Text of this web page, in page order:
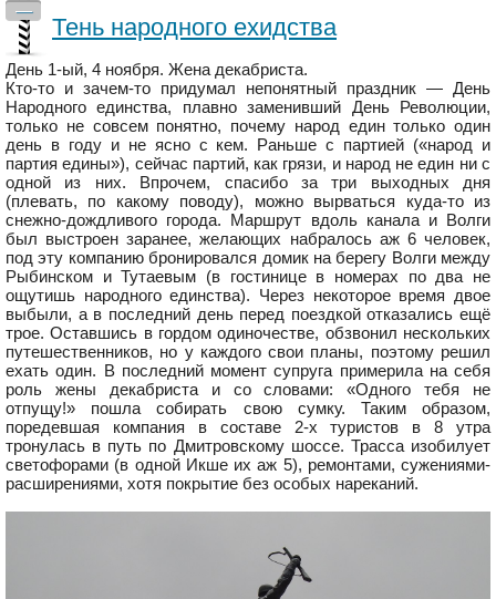
—
Тень народного ехидства
День 1-ый, 4 ноября. Жена декабриста.
Кто-то и зачем-то придумал непонятный праздник — День
Народного единства, плавно заменивший День Революции,
только не совсем понятно, почему народ един только один
день в году и не ясно с кем. Раньше с партией («народ и
партия едины»), сейчас партий, как грязи, и народ не един ни с
одной из них. Впрочем, спасибо за три выходных дня
(плевать, по какому поводу), можно вырваться куда-то из
снежно-дождливого города. Маршрут вдоль канала и Волги
был выстроен заранее, желающих набралось аж 6 человек,
под эту компанию бронировался домик на берегу Волги между
Рыбинском и Тутаевым (в гостинице в номерах по два не
ощутишь народного единства). Через некоторое время двое
выбыли, а в последний день перед поездкой отказались ещё
трое. Оставшись в гордом одиночестве, обзвонил нескольких
путешественников, но у каждого свои планы, поэтому решил
ехать один. В последний момент супруга примерила на себя
роль жены декабриста и со словами: «Одного тебя не
отпущу!» пошла собирать свою сумку. Таким образом,
поредевшая компания в составе 2-х туристов в 8 утра
тронулась в путь по Дмитровскому шоссе. Трасса изобилует
светофорами (в одной Икше их аж 5), ремонтами, сужениями-
расширениями, хотя покрытие без особых нареканий.